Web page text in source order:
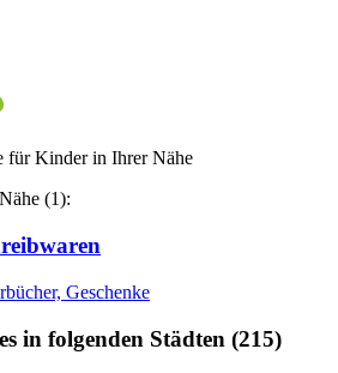
für Kinder in Ihrer Nähe
(1):
Geschenke
in folgenden Städten (215)